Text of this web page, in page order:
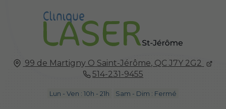
99 de Martigny O Saint-Jérôme, QC J7Y 2G2
514-231-9455
Lun - Ven : 10h - 21h Sam - Dim : Fermé